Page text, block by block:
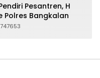
Pesantren, H
Polres Bangkalan